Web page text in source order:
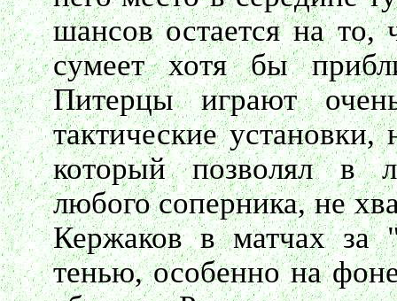
шансов остается на то,
сумеет хотя бы
Питерцы играют
тактические
который позволял в
любого соперника, не
Кержаков в матчах за
тенью, особенно на